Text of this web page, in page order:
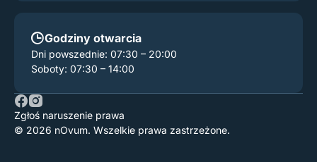
Godziny otwarcia
Dni powszednie: 07:30 – 20:00
Soboty: 07:30 – 14:00
Zgłoś naruszenie prawa
© 2026 nOvum. Wszelkie prawa zastrzeżone.